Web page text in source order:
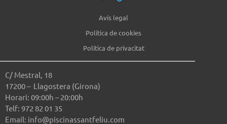
Avís legal
Política de cookies
Política de privacitat
C/ Mestral, 18
17200 – Llagostera (Girona)
Horari: 09:00h – 20:00h
Telf: 972 82 01 35
Email: info@piscinassantfeliu.com